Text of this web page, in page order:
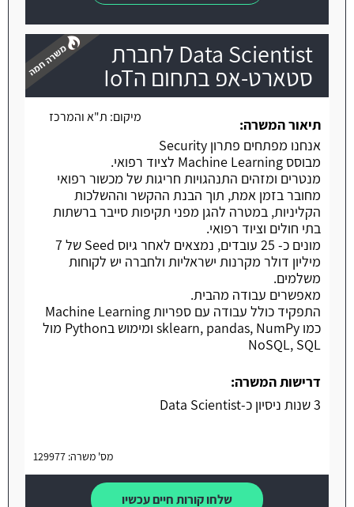
Data Scientist לחברת
סטארט-אפ בתחום הIoT
משרה חמה מיקום: ת"א והמרכז
תיאור המשרה:
אנחנו מפתחים פתרון Security
מבוסס Machine Learning לציוד רפואי.
מנטרים ומזהים התנהגויות חריגות של מכשור רפואי
מחובר בזמן אמת, תוך הבנת ההקשר וההשלכות
הקליניות, במטרה להגן מפני תקיפות סייבר ברשתות
בתי חולים וציוד רפואי.
מונים כ- 25 עובדים, נמצאים לאחר גיוס Seed של 7
מיליון דולר מקרנות ישראליות ולחברה יש לקוחות
משלמים.
מאפשרים עבודה מהבית.
התפקיד כולל עבודה עם ספריות Machine Learning
כמו sklearn, pandas, NumPy ומימוש בPython מול
NoSQL, SQL
דרישות המשרה:
3 שנות ניסיון כ-Data Scientist
מס' משרה: 129977
שלחו קורות חיים עכשיו